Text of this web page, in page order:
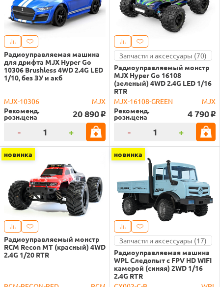
Радиоуправляемая машина
для дрифта MJX Hyper Go
10306 Brushless 4WD 2.4G LED
1/10, без ЗУ и акб
MJX-10306
MJX
Рекоменд.
розн.цена 20 890 o
- +
Запчасти и аксессуары (70)
Радиоуправляемый монстр
MJX Hyper Go 16108
(зеленый) 4WD 2.4G LED 1/16
RTR
MJX-16108-GREEN
MJX
Рекоменд.
розн.цена 4 790 o
- +
новинка
Радиоуправляемый монстр
RCM Recon MT (красный) 4WD
2.4G 1/20 RTR
новинка
Запчасти и аксессуары (17)
Радиоуправляемая машина
WPL Следопыт с FPV HD WIFI
камерой (синяя) 2WD 1/16
2.4G RTR